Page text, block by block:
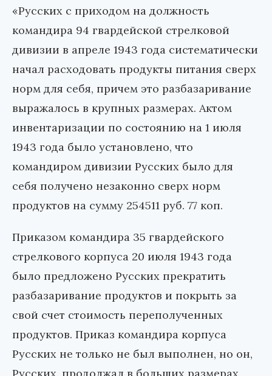
«Русских с приходом на должность
командира 94 гвардейской стрелковой
дивизии в апреле 1943 года систематически
начал расходовать продукты питания сверх
норм для себя, причем это разбазаривание
выражалось в крупных размерах. Актом
инвентаризации по состоянию на 1 июля
1943 года было установлено, что
командиром дивизии Русских было для
себя получено незаконно сверх норм
продуктов на сумму 254511 руб. 77 коп.
Приказом командира 35 гвардейского
стрелкового корпуса 20 июля 1943 года
было предложено Русских прекратить
разбазаривание продуктов и покрыть за
свой счет стоимость переполученных
продуктов. Приказ командира корпуса
Русских не только не был выполнен, но он,